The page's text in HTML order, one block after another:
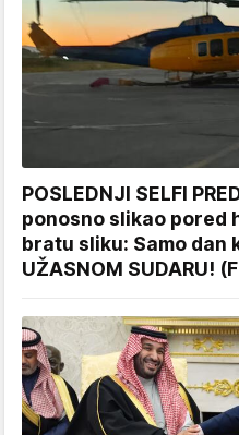
POSLEDNJI SELFI
ponosno slikao pored
bratu sliku: Samo dan
UŽASNOM SUDARU!